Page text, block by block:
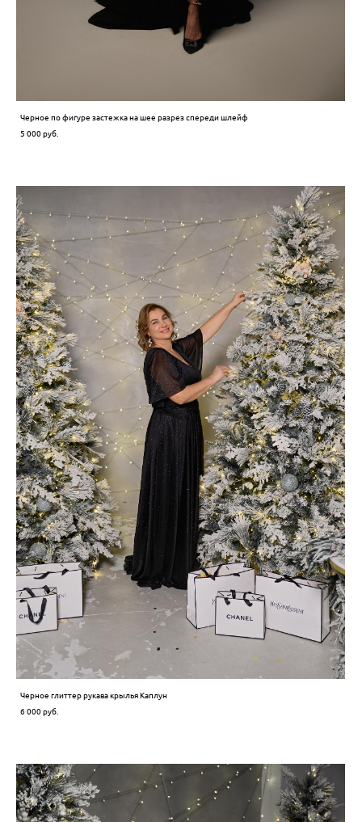
Черное по фигуре застежка на шее разрез спереди шлейф
5 000 pуб.
Черное глиттер рукава крылья Каплун
6 000 pуб.